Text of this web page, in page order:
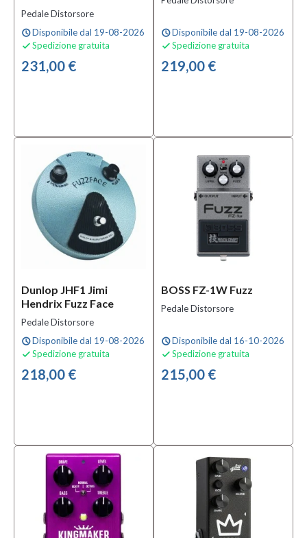
Pedale Distorsore
scheduleDisponibile dal 19-08-2026
 Spedizione gratuita
231,00 €
scheduleDisponibile dal 19-08-2026
 Spedizione gratuita
219,00 €
Dunlop JHF1 Jimi
Hendrix Fuzz Face
Pedale Distorsore
scheduleDisponibile dal 19-08-2026
 Spedizione gratuita
218,00 €
BOSS FZ-1W Fuzz
Pedale Distorsore
scheduleDisponibile dal 16-10-2026
 Spedizione gratuita
215,00 €